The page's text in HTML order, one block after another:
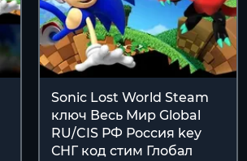
Sonic Lost World Steam
ключ Весь Мир Global
RU/CIS РФ Россия key
СНГ код стим Глобал